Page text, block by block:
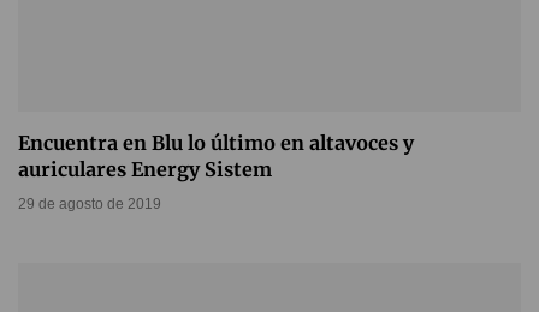
Encuentra en Blu lo último en altavoces y
auriculares Energy Sistem
29 de agosto de 2019